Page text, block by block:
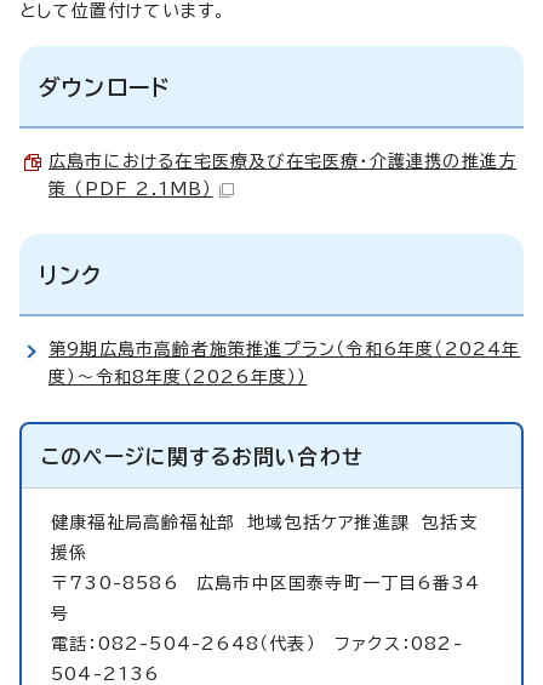
として位置付けています。
ダウンロード
広島市における在宅医療及び在宅医療・介護連携の推進方
策 （PDF 2.1MB）
リンク
第9期広島市高齢者施策推進プラン（令和6年度（2024年
度）～令和8年度（2026年度））
このページに関するお問い合わせ
健康福祉局高齢福祉部地域包括ケア推進課 包括支
援係
〒730-8586 広島市中区国泰寺町一丁目6番34
号
電話：082-504-2648（代表） ファクス：082-
504-2136